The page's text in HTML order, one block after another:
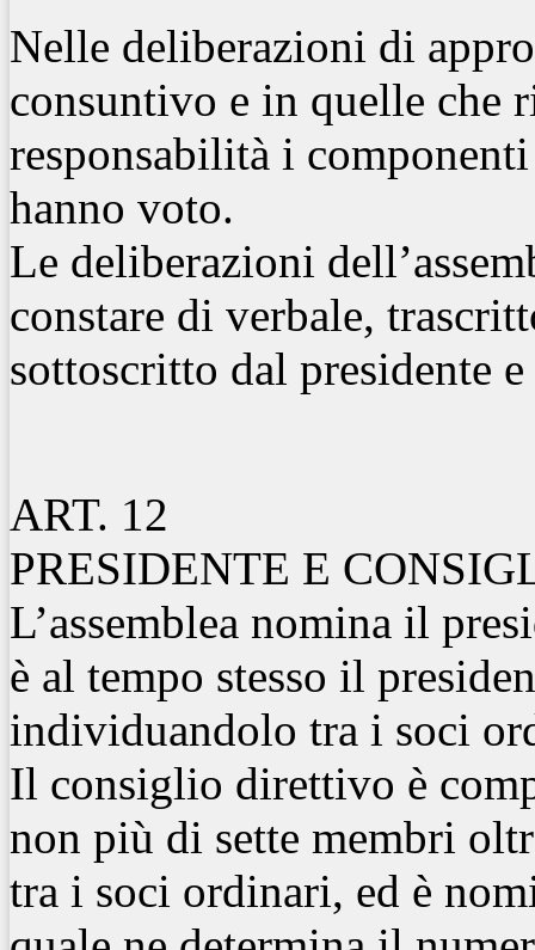
Nelle deliberazioni di
consuntivo e in quelle che
responsabilità i
hanno voto.
Le deliberazioni
constare di verbale,
sottoscritto dal presidente
ART. 12
PRESIDENTE E
L’assemblea nomina il
è al tempo stesso il
individuandolo tra i soci
Il consiglio direttivo è
non più di sette membri
tra i soci ordinari, ed è